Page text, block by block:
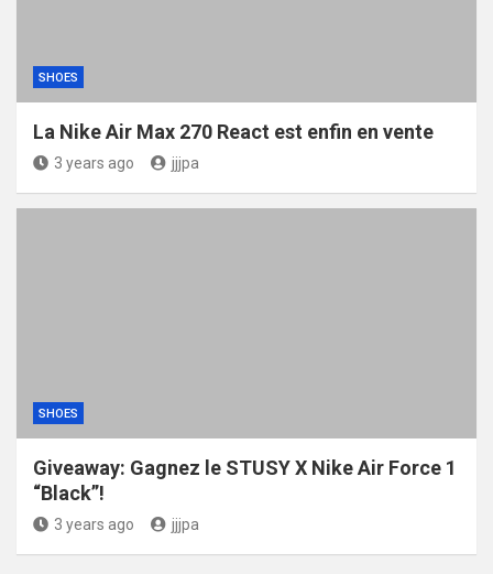
SHOES
La Nike Air Max 270 React est enfin en vente
3 years ago jjjpa
SHOES
Giveaway: Gagnez le STUSY X Nike Air Force 1
“Black”!
3 years ago jjjpa